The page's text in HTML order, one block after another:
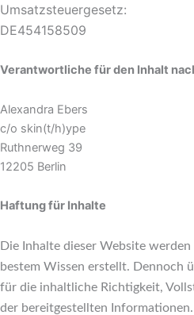
Umsatzsteuergesetz:
DE454158509
Verantwortliche für den Inhalt
Alexandra Ebers
c/o skin(t/h)ype
Ruthnerweg 39
12205 Berlin
Haftung für Inhalte
Die Inhalte dieser Website
bestem Wissen erstellt. Dennoch
für die inhaltliche Richtigkeit,
der bereitgestellten Informationen.